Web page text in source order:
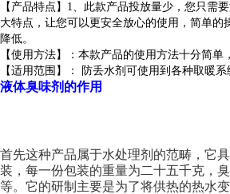
【产品特点】1、此款产品投放量少，您只需
大特点，让您可以更安全放心的使用，简单
降低。
【使用方法】：本款产品的使用方法十分简
【适用范围】： 防丢水剂可使用到各种取暖
液体臭味剂的作用
首先这种产品属于水处理剂的范畴，它
装，每一份包装的重量为二十五千克，
等。它的研制主要是为了将供热的热水